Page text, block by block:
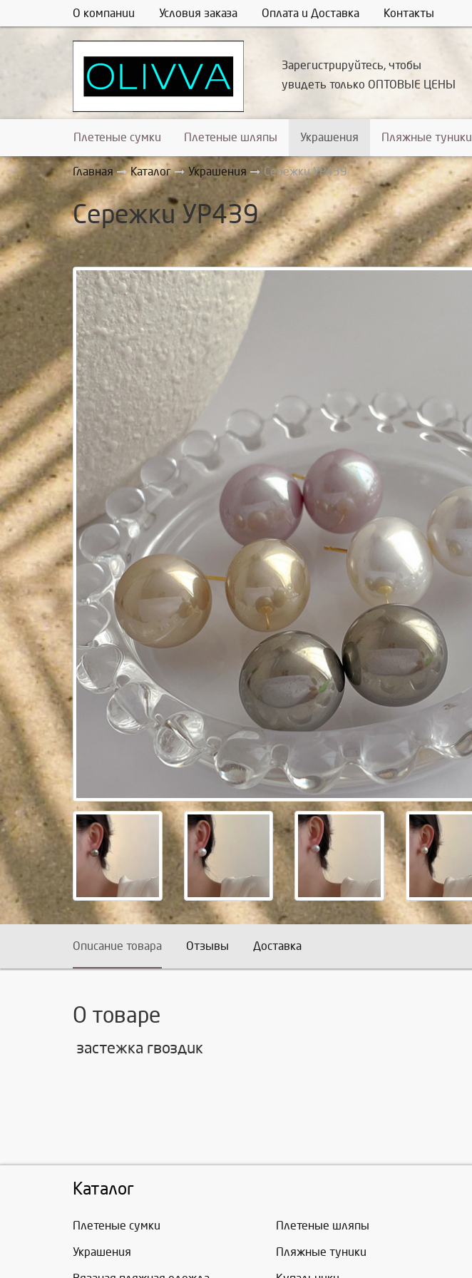
О компании Условия заказа Оплата и Доставка Контакты
Зарегистрируйтесь, чтобы
увидеть только ОПТОВЫЕ ЦЕНЫ
Плетеные сумки Плетеные шляпы Украшения Пляжные туники
Главная Каталог Украшения Сережки УР439
Сережки УР439
Описание товара Отзывы Доставка
О товаре
застежка гвоздик
Каталог
Плетеные сумки Плетеные шляпы
Украшения Пляжные туники